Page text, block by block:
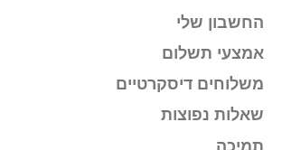
החשבון שלי
אמצעי תשלום
משלוחים דיסקרטיים
שאלות נפוצות
תמיכה